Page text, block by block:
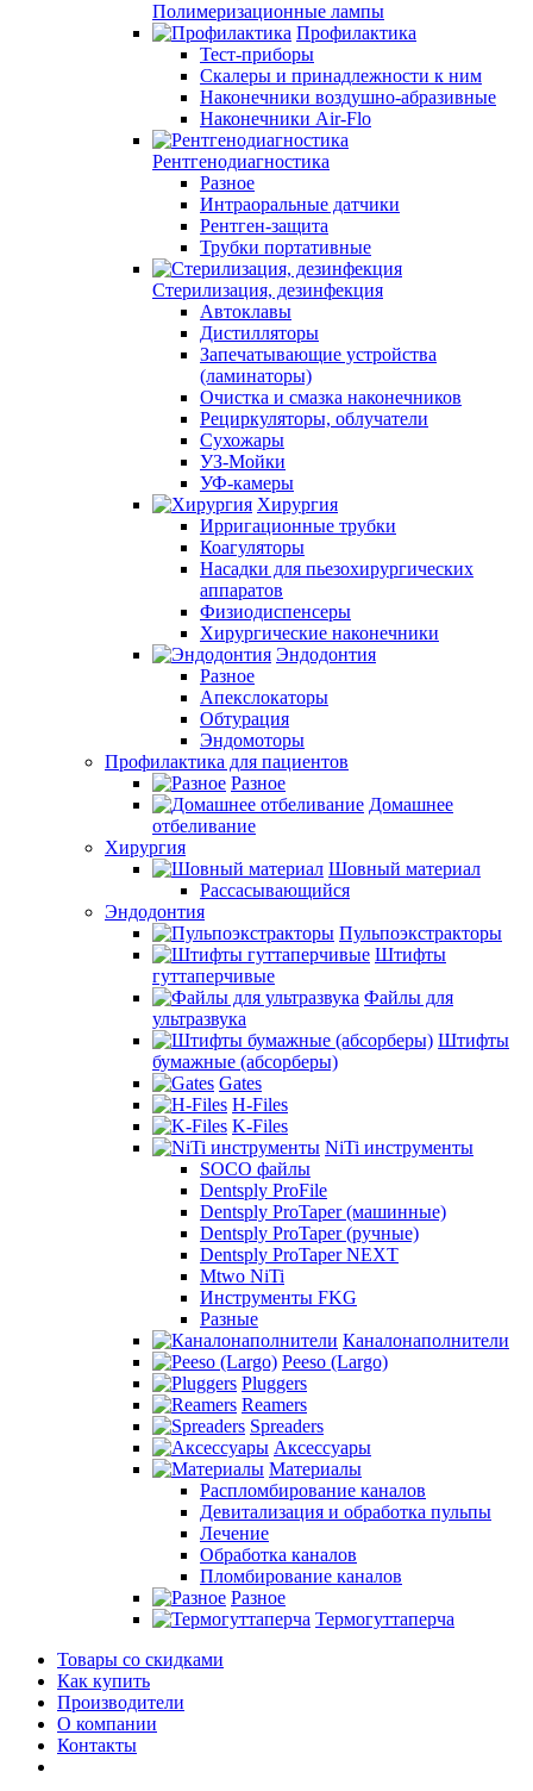
Полимеризационные лампы
Профилактика
Тест-приборы
Скалеры и принадлежности к ним
Наконечники воздушно-абразивные
Наконечники Air-Flo
Рентгенодиагностика
Разное
Интраоральные датчики
Рентген-защита
Трубки портативные
Стерилизация, дезинфекция
Автоклавы
Дистилляторы
Запечатывающие устройства
(ламинаторы)
Очистка и смазка наконечников
Рециркуляторы, облучатели
Сухожары
УЗ-Мойки
УФ-камеры
Хирургия
Ирригационные трубки
Коагуляторы
Насадки для пьезохирургических
аппаратов
Физиодиспенсеры
Хирургические наконечники
Эндодонтия
Разное
Апекслокаторы
Обтурация
Эндомоторы
Профилактика для пациентов
Разное
Домашнее
отбеливание
Хирургия
Шовный материал
Рассасывающийся
Эндодонтия
Пульпоэкстракторы
Штифты
гуттаперчивые
Файлы для
ультразвука
Штифты
бумажные (абсорберы)
Gates
H-Files
K-Files
NiTi инструменты
SOCO файлы
Dentsply ProFile
Dentsply ProTaper (машинные)
Dentsply ProTaper (ручные)
Dentsply ProTaper NEXT
Mtwo NiTi
Инструменты FKG
Разные
Каналонаполнители
Peeso (Largo)
Pluggers
Reamers
Spreaders
Аксессуары
Материалы
Распломбирование каналов
Девитализация и обработка пульпы
Лечение
Обработка каналов
Пломбирование каналов
Разное
Термогуттаперча
Товары со скидками
Как купить
Производители
О компании
Контакты